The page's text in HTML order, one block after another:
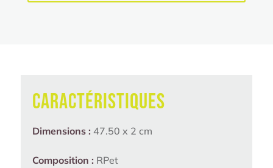
Caractéristiques
Dimensions : 47.50 x 2 cm
Composition : RPet